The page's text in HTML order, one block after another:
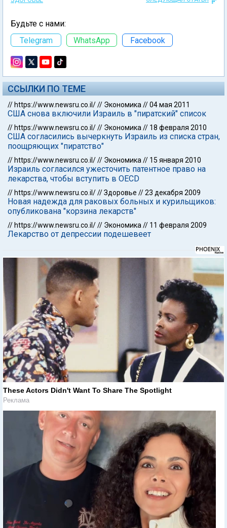
Будьте с нами:
Telegram
WhatsApp Facebook
ССЫЛКИ ПО ТЕМЕ
// https://www.newsru.co.il/// Экономика //04 мая 2011
США снова включили Израиль в "пиратский" список
// https://www.newsru.co.il/// Экономика // 18 февраля 2010
США согласились вычеркнуть Израиль из списка стран,
поощряющих "пиратство"
// https://www.newsru.co.il/// Экономика // 15 января 2010
Израиль согласился ужесточить патентное право на
лекарства, чтобы вступить в OECD
// https://www.newsru.co.il///Здоровье //23 декабря 2009
Новая надежда для раковых больных и курильщиков:
опубликована "корзина лекарств"
// https://www.newsru.co.il/// Экономика // 11 февраля 2009
Лекарство от депрессии подешевеет
These Actors Didn't Want To Share The Spotlight
Реклама